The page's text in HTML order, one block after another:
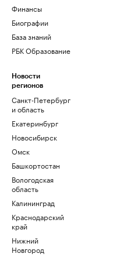
Финансы
Биографии
База знаний
РБК Образование
Новости
регионов
Санкт-Петербург
и область
Екатеринбург
Новосибирск
Омск
Башкортостан
Вологодская
область
Калининград
Краснодарский
край
Нижний
Новгород